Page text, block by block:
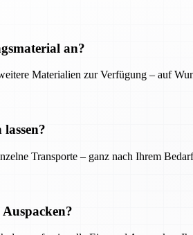
an?
Materialien zur Verfügung – auf
Transporte – ganz nach Ihrem